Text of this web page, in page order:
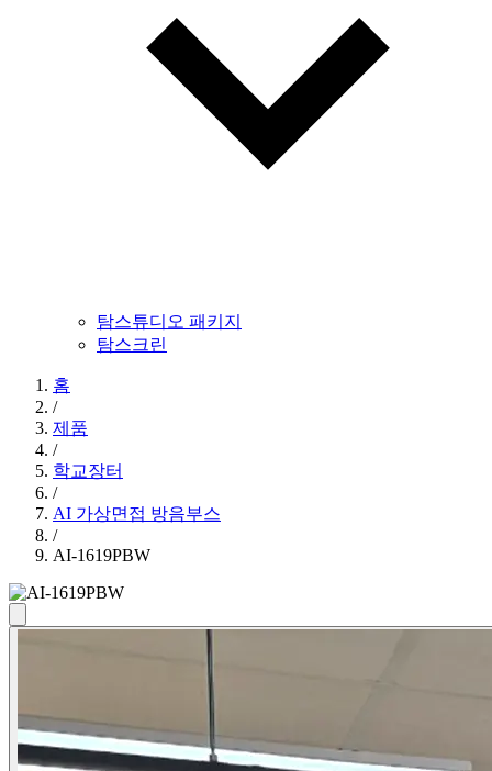
탐스튜디오 패키지
탐스크린
홈
/
제품
/
학교장터
/
AI 가상면접 방음부스
/
AI-1619PBW